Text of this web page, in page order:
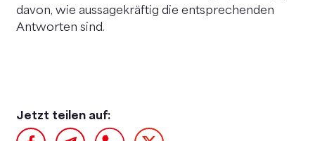
davon, wie aussagekräftig die entsprechenden
Antworten sind.
Jetzt teilen auf: